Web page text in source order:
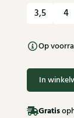
3,5 4
Op
In
Gratis